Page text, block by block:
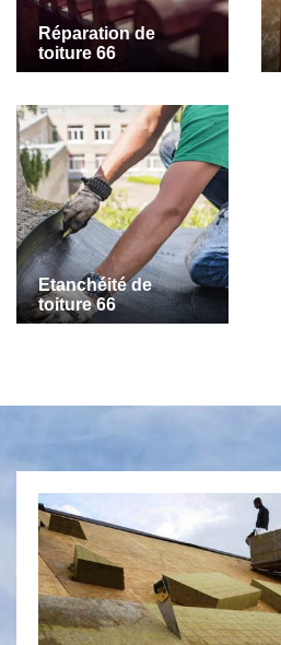
Réparation de
toiture 66
Etanchéité de
toiture 66